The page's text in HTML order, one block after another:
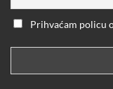
Prihvaćam policu